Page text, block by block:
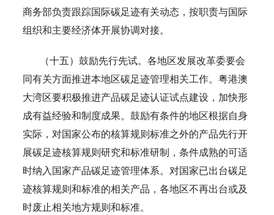
商务部负责跟踪国际碳足迹有关动态，按职责与国际
组织和主要经济体开展协调对接。
（十五）鼓励先行先试。各地区发展改革委要会
同有关方面推进本地区碳足迹管理相关工作。粤港澳
大湾区要积极推进产品碳足迹认证试点建设，加快形
成有益经验和制度成果。鼓励有条件的地区根据自身
实际，对国家公布的核算规则标准之外的产品先行开
展碳足迹核算规则研究和标准研制，条件成熟的可适
时纳入国家产品碳足迹管理体系。对国家已出台碳足
迹核算规则和标准的相关产品，各地区不再出台或及
时废止相关地方规则和标准。